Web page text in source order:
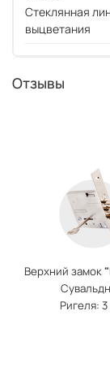
Стеклянная
выцветания
Отзывы
Верхний замок
Ригеля: